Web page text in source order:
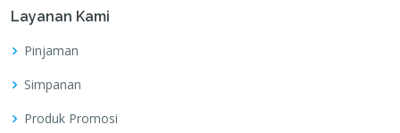
Layanan Kami
Pinjaman
Simpanan
Produk Promosi